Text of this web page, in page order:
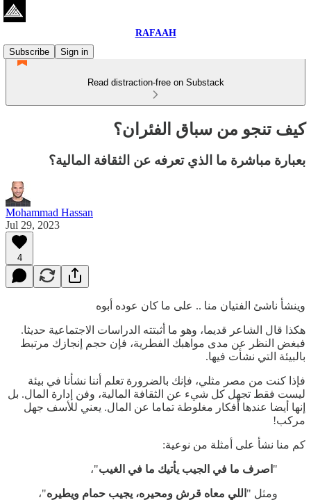
RAFAAH
Subscribe
Sign in
Read distraction-free on Substack
كيف تنجو من سباق الفئران؟
بعبارة مباشرة ما الذي تعرفه عن الثقافة المالية؟
Mohammad Hassan
Jul 29, 2023
4
وينشأ ناشئ الفتيان منا .. على ما كان عوده أبوه
هكذا قال الشاعر قديما، وهو ما أثبتته الدراسات الاجتماعية حديثا.
فبغض النظر عن مدى مواهبك الفطرية، فإن حجم إنجازك مرتبط
بالبيئة التي نشأت فيها.
فإذا كنت من مصر مثلي، فإنك بالضرورة تعلم أننا نشأنا في بيئة
ليست فقط تجهل كل شيء عن الثقافة المالية، وفن إدارة المال. بل
إنها أيضا عندها أفكار مغلوطة تماما عن المال. يعني للأسف جهل
مركب!
كم منا نشأ على أمثلة من نوعية:
" اصرف ما في الجيب يأتيك ما في الغيب"،
ومثل " اللي معاه قرش ومحيره، يجيب حمام ويطيره"،